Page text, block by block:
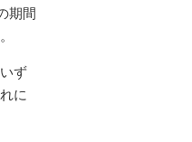
期間
ず
に